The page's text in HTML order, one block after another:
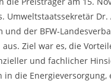
Umweltstaatssekretär
der BFW-
Ziel war es, die
und fachlicher
in die